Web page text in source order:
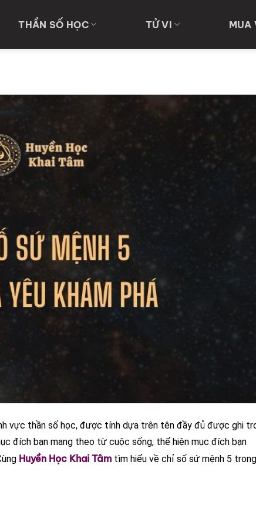
THẦN SỐ HỌC TỬ VI MUA
vực thần số học, được tính dựa trên tên đầy đủ được ghi
đích bạn mang theo từ cuộc sống, thể hiện mục đích bạn
Huyền Học Khai Tâm tìm hiểu về chỉ số sứ mệnh 5 trong